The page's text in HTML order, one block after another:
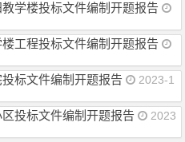
学楼投标文件编制开题报告
工程投标文件编制开题报告
标文件编制开题报告
2023-1
投标文件编制开题报告
2023